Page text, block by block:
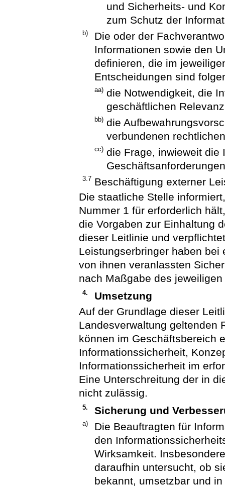
und Sicherheits- und
zum Schutz der
b)
Die oder der
Informationen sowie den
definieren, die im
Entscheidungen sind
aa) die Notwendigkeit, die
geschäftlichen
bb) die
verbundenen
cc) die Frage, inwieweit die
3.7 Beschäftigung externer
Die staatliche Stelle
Nummer 1 für erforderlich
die Vorgaben zur Einhaltung
dieser Leitlinie und
Leistungserbringer haben
von ihnen veranlassten
nach Maßgabe des
4.
Umsetzung
Auf der Grundlage dieser
Landesverwaltung geltenden
können im Geschäftsbereich
Informationssicherheit,
Informationssicherheit im
Eine Unterschreitung der in
nicht zulässig.
5. Sicherung und
a)
Die Beauftragten für
den
Wirksamkeit.
daraufhin untersucht, ob
bekannt, umsetzbar und